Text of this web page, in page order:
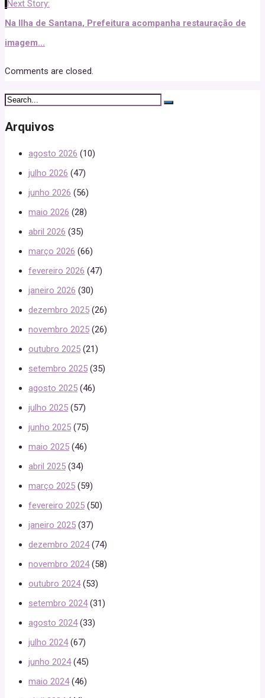
Next Story:
Na Ilha de Santana, Prefeitura acompanha restauração de
imagem...
Comments are closed.
Arquivos
agosto 2026 (10)
julho 2026 (47)
junho 2026 (56)
maio 2026 (28)
abril 2026 (35)
março 2026 (66)
fevereiro 2026 (47)
janeiro 2026 (30)
dezembro 2025 (26)
novembro 2025 (26)
outubro 2025 (21)
setembro 2025 (35)
agosto 2025 (46)
julho 2025 (57)
junho 2025 (75)
maio 2025 (46)
abril 2025 (34)
março 2025 (59)
fevereiro 2025 (50)
janeiro 2025 (37)
dezembro 2024(74)
novembro 2024(58)
outubro 2024(53)
setembro 2024(31)
agosto 2024(33)
julho 2024(67)
junho 2024(45)
maio 2024(46)